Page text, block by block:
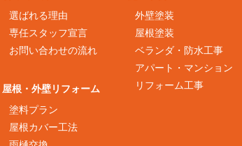
選ばれる理由
専任スタッフ宣言
お問い合わせの流れ
屋根・外壁リフォーム
塗料プラン
屋根カバー工法
外壁塗装
屋根塗装
ベランダ・防水工事
アパート・マンション
リフォーム工事